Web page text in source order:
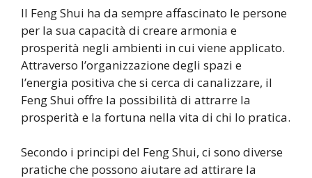
Il Feng Shui ha da sempre affascinato le persone
per la sua capacità di creare armonia e
prosperità negli ambienti in cui viene applicato.
Attraverso l’organizzazione degli spazi e
l’energia positiva che si cerca di canalizzare, il
Feng Shui offre la possibilità di attrarre la
prosperità e la fortuna nella vita di chi lo pratica.
Secondo i principi del Feng Shui, ci sono diverse
pratiche che possono aiutare ad attirare la